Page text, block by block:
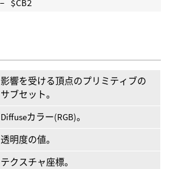
影響を受ける頂点のプリミティブの
サブセット。
Diffuseカラー(RGB)。
透明度の値。
テクスチャ座標。